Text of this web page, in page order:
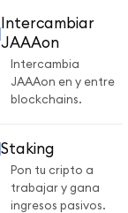
Intercambiar
JAAAon
Intercambia
JAAAon en y entre
blockchains.
Staking
Pon tu cripto a
trabajar y gana
ingresos pasivos.